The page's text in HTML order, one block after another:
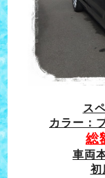
ス
カラー：
総
車両
初